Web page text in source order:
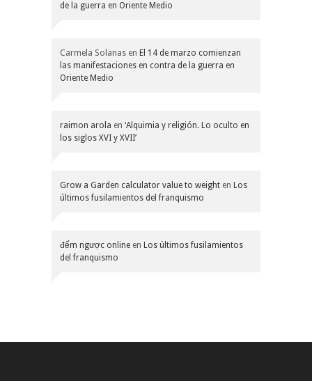
de la guerra en Oriente Medio
Carmela Solanas en El 14 de marzo comienzan
las manifestaciones en contra de la guerra en
Oriente Medio
raimon arola en ‘Alquimia y religión. Lo oculto en
los siglos XVI y XVII’
Grow a Garden calculator value to weight en Los
últimos fusilamientos del franquismo
đếm ngược online en Los últimos fusilamientos
del franquismo